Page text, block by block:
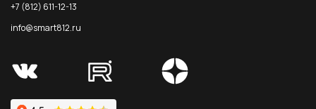
+7 (812) 611-12-13
info@smart812.ru